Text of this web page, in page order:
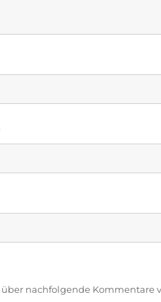
nachfolgende Kommentare